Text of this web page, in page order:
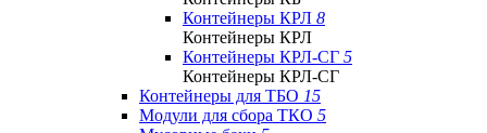
Контейнеры КРЛ 8
Контейнеры КРЛ
Контейнеры КРЛ-СГ 5
Контейнеры КРЛ-СГ
Контейнеры для ТБО 15
Модули для сбора ТКО 5